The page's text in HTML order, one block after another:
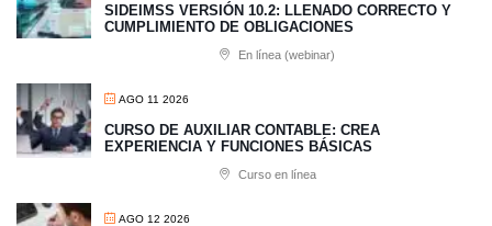
SIDEIMSS VERSIÓN 10.2: LLENADO CORRECTO Y
CUMPLIMIENTO DE OBLIGACIONES
En línea (webinar)
AGO 11 2026
CURSO DE AUXILIAR CONTABLE: CREA
EXPERIENCIA Y FUNCIONES BÁSICAS
Curso en línea
AGO 12 2026